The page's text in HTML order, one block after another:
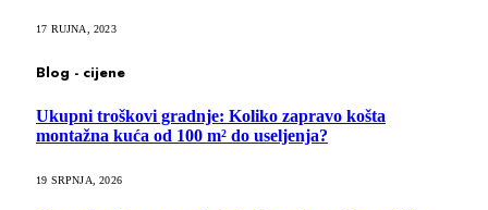
17 RUJNA, 2023
Blog - cijene
Ukupni troškovi gradnje: Koliko zapravo košta
montažna kuća od 100 m² do useljenja?
19 SRPNJA, 2026